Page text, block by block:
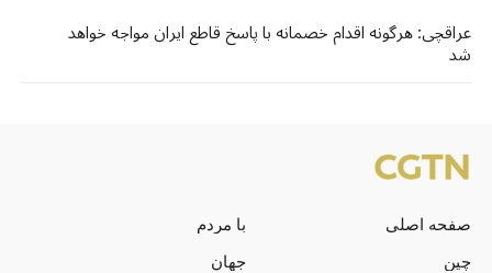
عراقچی: هرگونه اقدام خصمانه با پاسخ قاطع ایران مواجه خواهد
شد
صفحه اصلی
با مردم
چین
جهان